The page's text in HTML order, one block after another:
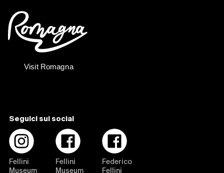
Seguici sui social
Fellini
Museum
Fellini
Museum
Federico
Fellini